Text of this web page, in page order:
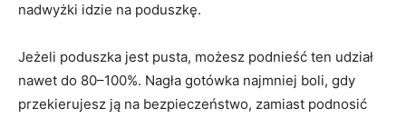
nadwyżki idzie na poduszkę.
Jeżeli poduszka jest pusta, możesz podnieść ten udział
nawet do 80–100%. Nagła gotówka najmniej boli, gdy
przekierujesz ją na bezpieczeństwo, zamiast podnosić